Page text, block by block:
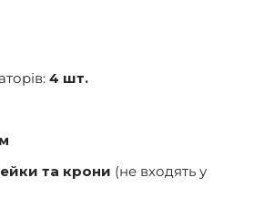
4 шт.
та крони (не входять у